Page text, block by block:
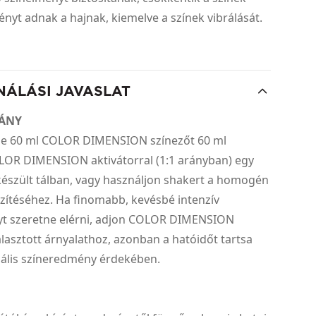
adnak a hajnak, kiemelve a színek vibrálását.
JAVASLAT
60 ml COLOR DIMENSION színezőt 60 ml
DIMENSION aktivátorral (1:1 arányban) egy
tálban, vagy használjon shakert a homogén
Ha finomabb, kevésbé intenzív
szeretne elérni, adjon COLOR DIMENSION
árnyalathoz, azonban a hatóidőt tartsa
színeredmény érdekében.